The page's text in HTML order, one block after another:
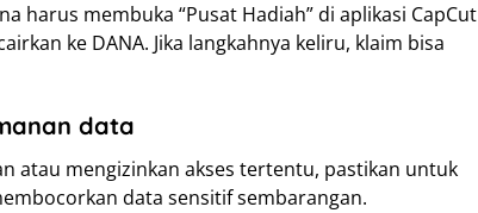
harus membuka “Pusat Hadiah” di aplikasi CapCut
ke DANA. Jika langkahnya keliru, klaim bisa
data
atau mengizinkan akses tertentu, pastikan untuk
data sensitif sembarangan.